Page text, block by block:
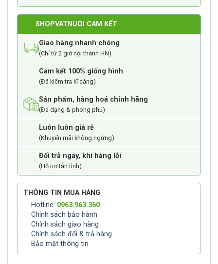
SHOPVATNUOI CAM KẾT
Giao hàng nhanh chóng
(Chỉ từ 2 giờ nội thành HN)
Cam kết 100% giống hình
(Đã kiểm tra kĩ càng)
Sản phẩm, hàng hoá chính hãng
(Đa dạng & phong phú)
Luôn luôn giá rẻ
(Khuyến mãi không ngừng)
Đổi trả ngay, khi hàng lỗi
(Hỗ trợ tận tình)
THÔNG TIN MUA HÀNG
Hotline: 0963.963.360
Chính sách bảo hành
Chính sách giao hàng
Chính sách đổi & trả hàng
Bảo mật thông tin